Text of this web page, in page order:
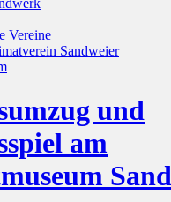
Vereine
Sandweier
und
am